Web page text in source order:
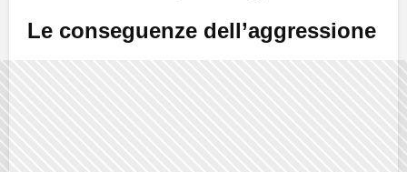
Le conseguenze dell’aggressione